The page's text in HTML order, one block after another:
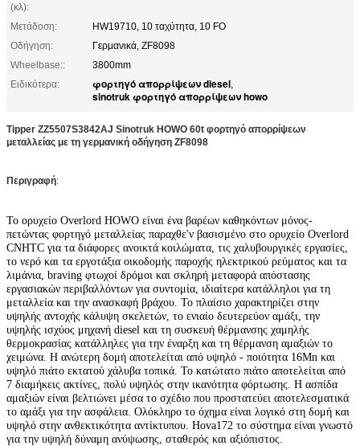
(κλ):
Μετάδοση:
HW19710, 10 ταχύτητα, 10 FO
Οδήγηση:
Γερμανικά, ZF8098
Wheelbase::
3800mm
Ειδικότερα:
φορτηγό απορρίψεων diesel,
sinotruk φορτηγό απορρίψεων howo
Tipper ZZ5507S3842AJ Sinotruk HOWO 60t φορτηγό απορρίψεων
μεταλλείας με τη γερμανική οδήγηση ZF8098
Περιγραφή:
Το ορυχείο Overlord HOWO είναι ένα βαρέων καθηκόντων μόνος-
πετώντας φορτηγό μεταλλείας παραχθε'ν βασισμένο στο ορυχείο Overlord
CNHTC για τα διάφορες ανοικτά κοιλώματα, τις χαλυβουργικές εργασίες,
το νερό και τα εργοτάξια οικοδομής παροχής ηλεκτρικού ρεύματος και τα
λιμάνια, braving φτωχοί δρόμοι και σκληρή μεταφορά απόστασης
εργασιακών περιβαλλόντων για συντομία, ιδιαίτερα κατάλληλοι για τη
μεταλλεία και την ανασκαφή βράχου. Το πλαίσιο χαρακτηρίζει στην
υψηλής αντοχής κάλυψη σκελετών, το ενιαίο δευτερεύον αμάξι, την
υψηλής ισχύος μηχανή diesel και τη συσκευή θέρμανσης χαμηλής
θερμοκρασίας κατάλληλες για την έναρξη και τη θέρμανση αμαξιών το
χειμώνα. Η ανώτερη δομή αποτελείται από υψηλό - ποιότητα 16Mn και
υψηλό πιάτο εκτατού χάλυβα τοπικά. Το κατώτατο πιάτο αποτελείται από
7 διαμήκεις ακτίνες, πολύ υψηλός στην ικανότητα φόρτωσης. Η ασπίδα
αμαξιών είναι βελτιώνει μέσα το σχέδιο που προστατεύει αποτελεσματικά
το αμάξι για την ασφάλεια. Ολόκληρο το όχημα είναι λογικό στη δομή και
υψηλό στην ανθεκτικότητα αντίκτυπου. Hova172 το σύστημα είναι γνωστό
για την υψηλή δύναμη ανύψωσης, σταθερός και αξιόπιστος.